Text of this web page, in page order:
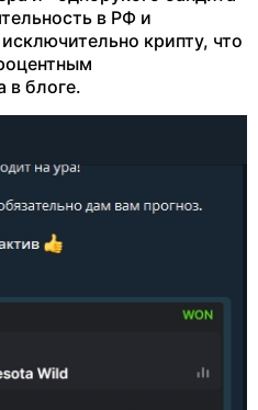
в РФ и
крипту, что
в блоге.